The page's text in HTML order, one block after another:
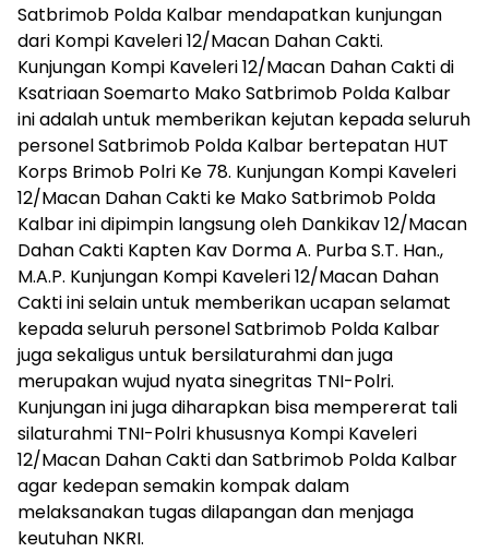
Satbrimob Polda Kalbar mendapatkan kunjungan
dari Kompi Kaveleri 12/Macan Dahan Cakti.
Kunjungan Kompi Kaveleri 12/Macan Dahan Cakti di
Ksatriaan Soemarto Mako Satbrimob Polda Kalbar
ini adalah untuk memberikan kejutan kepada seluruh
personel Satbrimob Polda Kalbar bertepatan HUT
Korps Brimob Polri Ke 78. Kunjungan Kompi Kaveleri
12/Macan Dahan Cakti ke Mako Satbrimob Polda
Kalbar ini dipimpin langsung oleh Dankikav 12/Macan
Dahan Cakti Kapten Kav Dorma A. Purba S.T. Han.,
M.A.P. Kunjungan Kompi Kaveleri 12/Macan Dahan
Cakti ini selain untuk memberikan ucapan selamat
kepada seluruh personel Satbrimob Polda Kalbar
juga sekaligus untuk bersilaturahmi dan juga
merupakan wujud nyata sinegritas TNI-Polri.
Kunjungan ini juga diharapkan bisa mempererat tali
silaturahmi TNI-Polri khususnya Kompi Kaveleri
12/Macan Dahan Cakti dan Satbrimob Polda Kalbar
agar kedepan semakin kompak dalam
melaksanakan tugas dilapangan dan menjaga
keutuhan NKRI.